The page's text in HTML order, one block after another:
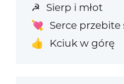
☭ Sierp i młot
💘 Serce przebite
👍 Kciuk w górę